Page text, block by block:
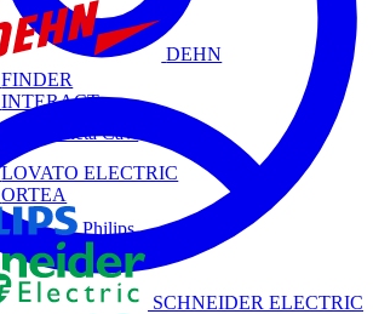
DEHN
FINDER
INTERACT
La Triveneta Cavi
LOVATO ELECTRIC
ORTEA
Philips
SCHNEIDER ELECTRIC